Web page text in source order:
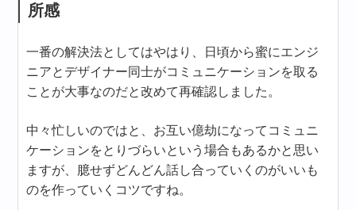
所感
一番の解決法としてはやはり、日頃から蜜にエンジ
ニアとデザイナー同士がコミュニケーションを取る
ことが大事なのだと改めて再確認しました。
中々忙しいのではと、お互い億劫になってコミュニ
ケーションをとりづらいという場合もあるかと思い
ますが、臆せずどんどん話し合っていくのがいいも
のを作っていくコツですね。